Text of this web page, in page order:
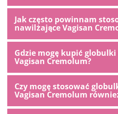
Jak często powinnam
nawilżające Vagisan
Gdzie mogę kupić
Vagisan Cremolum?
Czy mogę stosować
Vagisan Cremolum